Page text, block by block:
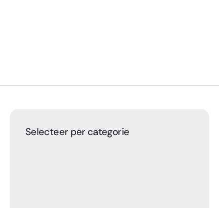
Selecteer per categorie